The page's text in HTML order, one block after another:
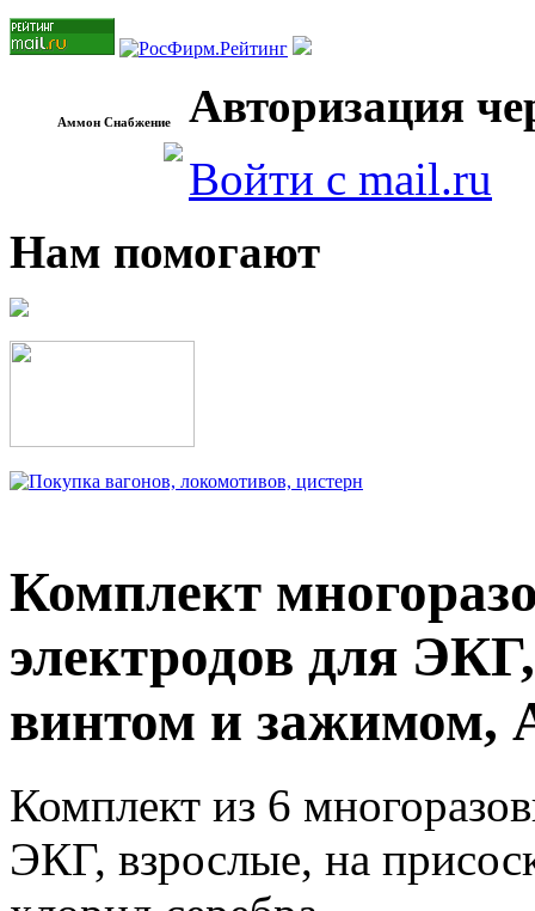
Аммон Снабжение
Авторизация
Войти с mail.ru
Нам помогают
Комплект
электродов для
винтом и зажимом,
Комплект из 6
ЭКГ, взрослые, на